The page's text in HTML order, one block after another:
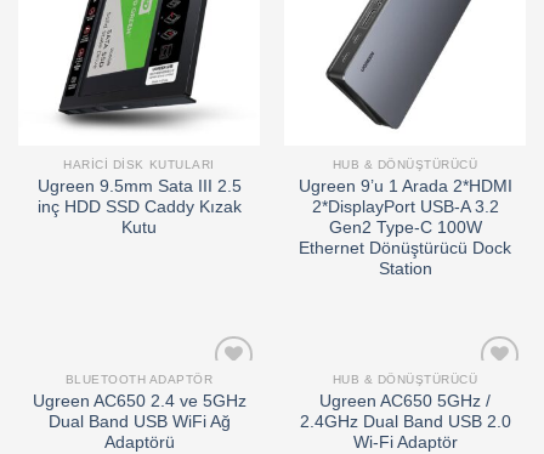
HARICI DISK KUTULARI
Ugreen 9.5mm Sata III 2.5
inç HDD SSD Caddy Kızak
Kutu
HUB & DÖNÜŞTÜRÜCÜ
Ugreen 9’u 1 Arada 2*HDMI
2*DisplayPort USB-A 3.2
Gen2 Type-C 100W
Ethernet Dönüştürücü Dock
Station
wishlist
BLUETOOTH ADAPTÖR
Ugreen AC650 2.4 ve 5GHz
Dual Band USB WiFi Ağ
Adaptörü
wishlist
HUB & DÖNÜŞTÜRÜCÜ
Ugreen AC650 5GHz /
2.4GHz Dual Band USB 2.0
Wi-Fi Adaptör